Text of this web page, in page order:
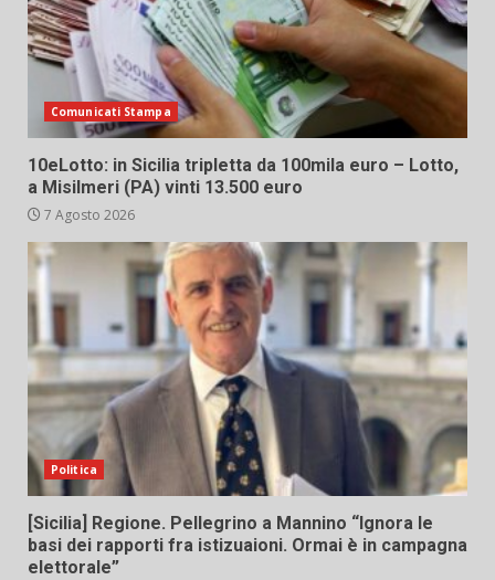
Comunicati Stampa
10eLotto: in Sicilia tripletta da 100mila euro – Lotto,
a Misilmeri (PA) vinti 13.500 euro
7 Agosto 2026
Politica
[Sicilia] Regione. Pellegrino a Mannino “Ignora le
basi dei rapporti fra istizuaioni. Ormai è in campagna
elettorale”